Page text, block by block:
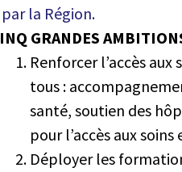
par la Région.
GRANDES
Renforcer l’accès
tous :
santé, soutien des
pour l’accès aux soins
Déployer les